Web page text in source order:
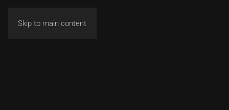
Skip to main content